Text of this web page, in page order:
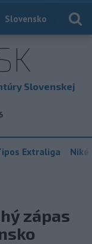
Slovensko
Slovenskej
Extraliga
zápas